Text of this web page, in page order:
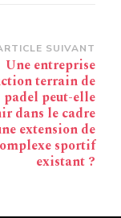
SUIVANT
Une entreprise
terrain de
padel peut-elle
dans le cadre
extension de
sportif
existant ?